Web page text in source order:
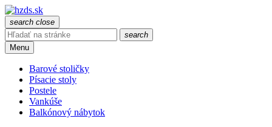
search close
search
Menu
Barové stoličky
Písacie stoly
Postele
Vankúše
Balkónový nábytok